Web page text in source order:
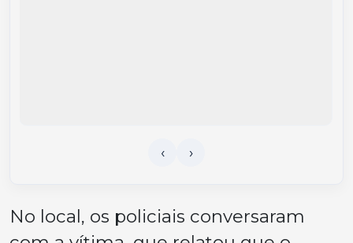
No local, os policiais conversaram